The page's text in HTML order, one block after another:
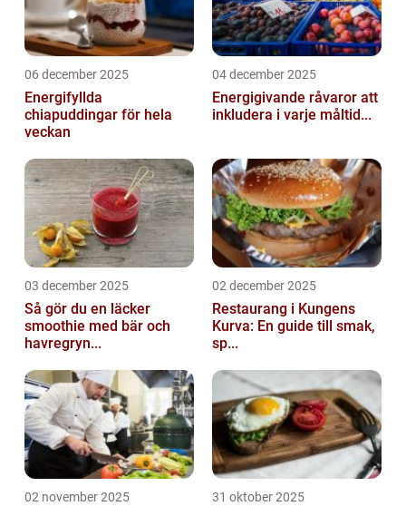
06 december 2025
Energifyllda
chiapuddingar för hela
veckan
04 december 2025
Energigivande råvaror att
inkludera i varje måltid...
03 december 2025
Så gör du en läcker
smoothie med bär och
havregryn...
02 december 2025
Restaurang i Kungens
Kurva: En guide till smak,
sp...
02 november 2025 31 oktober 2025